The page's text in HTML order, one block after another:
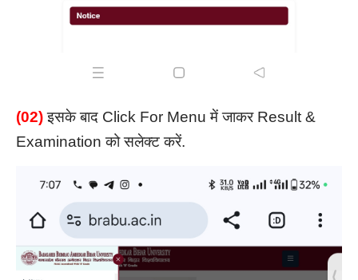
(02) इसके बाद Click For Menu में जाकर Result &
Examination को सलेक्ट करें.